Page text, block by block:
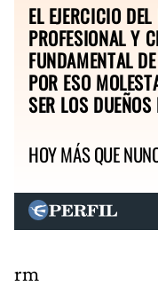
EL EJERCICIO
PROFESIONAL Y
FUNDAMENTAL
POR ESO
SER LOS
HOY MÁS QUE
rm